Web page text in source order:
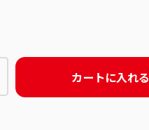
カートに入れる